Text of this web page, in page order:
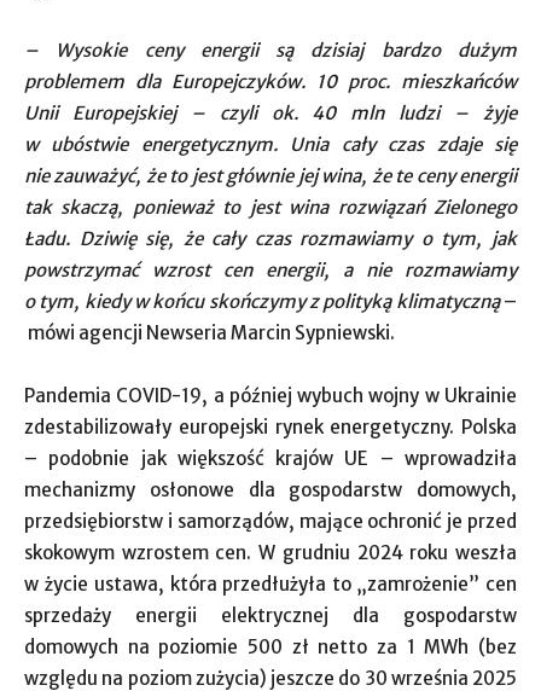
– Wysokie ceny energii są dzisiaj bardzo dużym
problemem dla Europejczyków. 10 proc. mieszkańców
Unii Europejskiej – czyli ok. 40 mln ludzi – żyje
w ubóstwie energetycznym. Unia cały czas zdaje się
nie zauważyć, że to jest głównie jej wina, że te ceny energii
tak skaczą, ponieważ to jest wina rozwiązań Zielonego
Ładu. Dziwię się, że cały czas rozmawiamy o tym, jak
powstrzymać wzrost cen energii, a nie rozmawiamy
o tym, kiedy w końcu skończymy z polityką klimatyczną–
mówi agencji Newseria Marcin Sypniewski.
Pandemia COVID-19, a później wybuch wojny w Ukrainie
zdestabilizowały europejski rynek energetyczny. Polska
– podobnie jak większość krajów UE – wprowadziła
mechanizmy osłonowe dla gospodarstw domowych,
przedsiębiorstw i samorządów, mające ochronić je przed
skokowym wzrostem cen. W grudniu 2024 roku weszła
w życie ustawa, która przedłużyła to „zamrożenie” cen
sprzedaży energii elektrycznej dla gospodarstw
domowych na poziomie 500 zł netto za 1 MWh (bez
względu na poziom zużycia) jeszcze do 30 września 2025